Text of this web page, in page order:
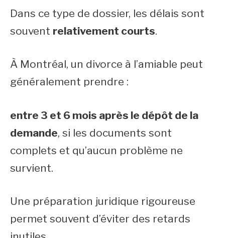
Dans ce type de dossier, les délais sont
souvent relativement courts.
À Montréal, un divorce à l’amiable peut
généralement prendre :
entre 3 et 6 mois après le dépôt de la
demande, si les documents sont
complets et qu’aucun problème ne
survient.
Une préparation juridique rigoureuse
permet souvent d’éviter des retards